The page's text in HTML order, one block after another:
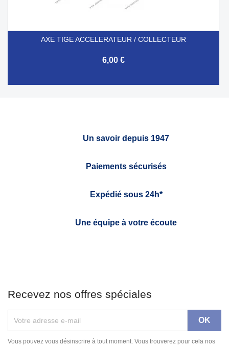
AXE TIGE ACCELERATEUR / COLLECTEUR
6,00 €
Un savoir depuis 1947
Paiements sécurisés
Expédié sous 24h*
Une équipe à votre écoute
Recevez nos offres spéciales
Vous pouvez vous désinscrire à tout moment. Vous trouverez pour cela nos